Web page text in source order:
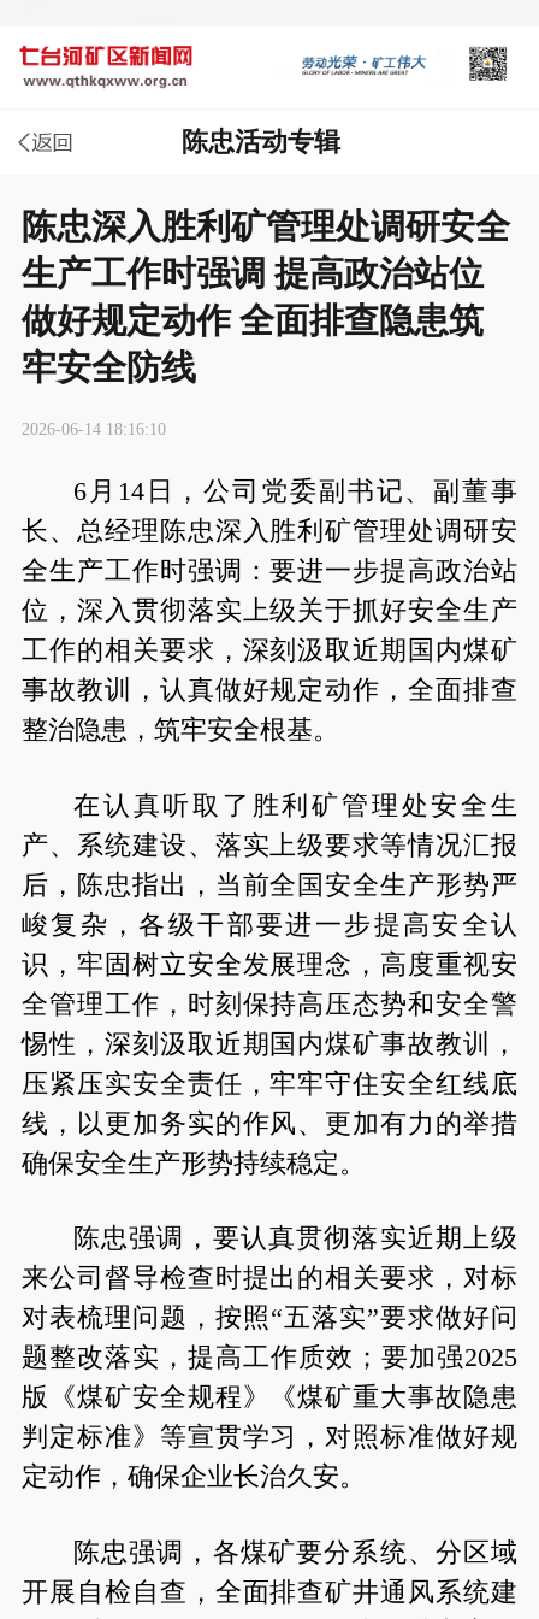
陈忠活动专辑
陈忠深入胜利矿管理处调研安全
生产工作时强调 提高政治站位
做好规定动作 全面排查隐患筑
牢安全防线
2026-06-14 18:16:10
6月14日，公司党委副书记、副董事
长、总经理陈忠深入胜利矿管理处调研安
全生产工作时强调：要进一步提高政治站
位，深入贯彻落实上级关于抓好安全生产
工作的相关要求，深刻汲取近期国内煤矿
事故教训，认真做好规定动作，全面排查
整治隐患，筑牢安全根基。
在认真听取了胜利矿管理处安全生
产、系统建设、落实上级要求等情况汇报
后，陈忠指出，当前全国安全生产形势严
峻复杂，各级干部要进一步提高安全认
识，牢固树立安全发展理念，高度重视安
全管理工作，时刻保持高压态势和安全警
惕性，深刻汲取近期国内煤矿事故教训，
压紧压实安全责任，牢牢守住安全红线底
线，以更加务实的作风、更加有力的举措
确保安全生产形势持续稳定。
陈忠强调，要认真贯彻落实近期上级
来公司督导检查时提出的相关要求，对标
对表梳理问题，按照“五落实”要求做好问
题整改落实，提高工作质效；要加强2025
版《煤矿安全规程》《煤矿重大事故隐患
判定标准》等宣贯学习，对照标准做好规
定动作，确保企业长治久安。
陈忠强调，各煤矿要分系统、分区域
开展自检自查，全面排查矿井通风系统建